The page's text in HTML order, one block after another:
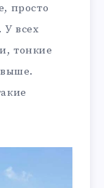
просто
У всех
тонкие